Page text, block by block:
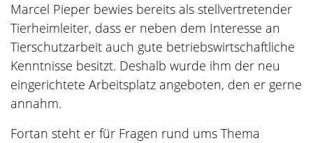
Marcel Pieper bewies bereits als stellvertretender
Tierheimleiter, dass er neben dem Interesse an
Tierschutzarbeit auch gute betriebswirtschaftliche
Kenntnisse besitzt. Deshalb wurde ihm der neu
eingerichtete Arbeitsplatz angeboten, den er gerne
annahm.
Fortan steht er für Fragen rund ums Thema